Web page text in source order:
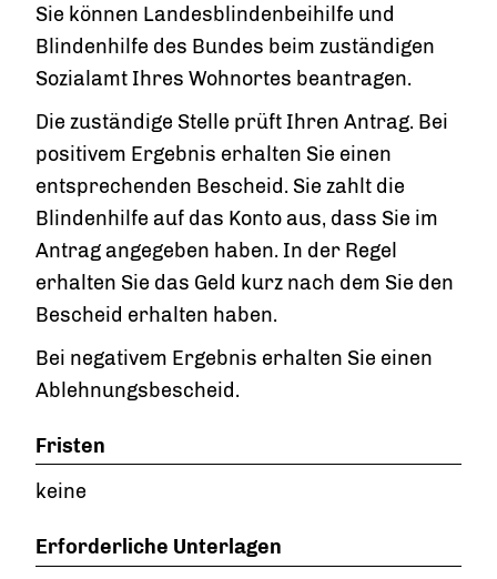
Sie können Landesblindenbeihilfe und
Blindenhilfe des Bundes beim zuständigen
Sozialamt Ihres Wohnortes beantragen.
Die zuständige Stelle prüft Ihren Antrag. Bei
positivem Ergebnis erhalten Sie einen
entsprechenden Bescheid. Sie zahlt die
Blindenhilfe auf das Konto aus, dass Sie im
Antrag angegeben haben. In der Regel
erhalten Sie das Geld kurz nach dem Sie den
Bescheid erhalten haben.
Bei negativem Ergebnis erhalten Sie einen
Ablehnungsbescheid.
Fristen
keine
Erforderliche Unterlagen